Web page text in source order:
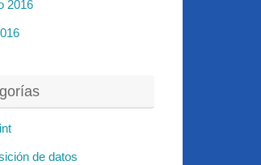
2016
de datos